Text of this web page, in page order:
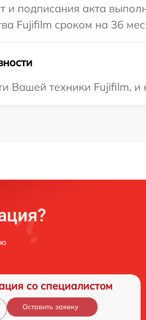
и подписания акта
Fujifilm сроком на 36
техники Fujifilm, и
со специалистом
Оставить заявку